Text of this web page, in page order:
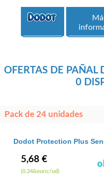
OFERTAS DE PAÑAL
0
Pack de 24 unidades
Dodot Protection Plus
5,68 €
(0.24&euro;/ud)